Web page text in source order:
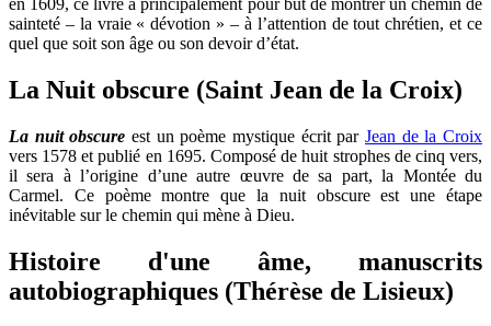
sainteté – la vraie « dévotion » – à l’attention de tout chrétien, et ce
quel que soit son âge ou son devoir d’état.
La Nuit obscure (Saint Jean de la Croix)
La nuit obscure est un poème mystique écrit parJean de la Croix
vers 1578 et publié en 1695. Composé de huit strophes de cinq vers,
il sera à l’origine d’une autre œuvre de sa part, la Montée du
Carmel. Ce poème montre que la nuit obscure est une étape
inévitable sur le chemin qui mène à Dieu.
Histoire d'une âme, manuscrits
autobiographiques (Thérèse de Lisieux)